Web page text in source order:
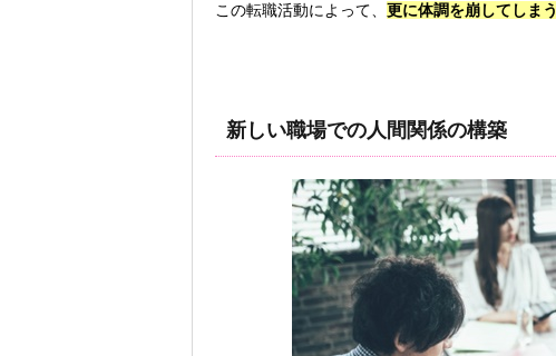
この転職活動によって、 更に体調を崩してしまう
新しい職場での人間関係の構築